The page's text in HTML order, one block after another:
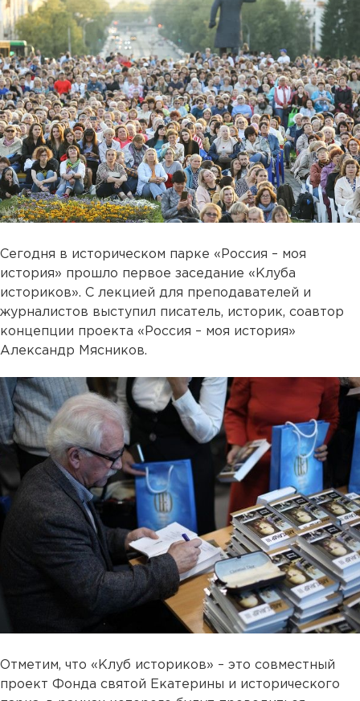
Сегодня в историческом парке «Россия – моя
история» прошло первое заседание «Клуба
историков». С лекцией для преподавателей и
журналистов выступил писатель, историк, соавтор
концепции проекта «Россия – моя история»
Александр Мясников.
Отметим, что «Клуб историков» – это совместный
проект Фонда святой Екатерины и исторического